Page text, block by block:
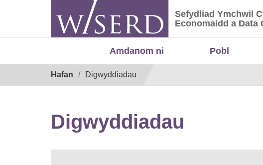
Sefydliad
Sefydliad Ymchwil
Economaidd a Data
Amdanom ni Pobl
Hafan Digwyddiadau
Digwyddiadau